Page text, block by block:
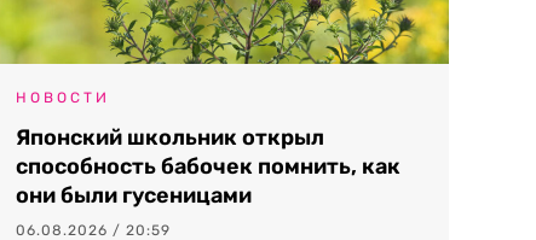
НОВОСТИ
Японский школьник открыл
способность бабочек помнить, как
они были гусеницами
06.08.2026 / 20:59